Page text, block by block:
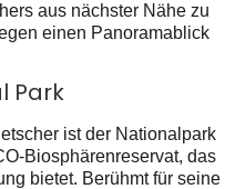
aus nächster Nähe zu
einen Panoramablick
Park
ist der Nationalpark
Biosphärenreservat, das
bietet. Berühmt für seine